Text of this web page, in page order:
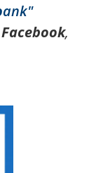
ank"
Facebook,